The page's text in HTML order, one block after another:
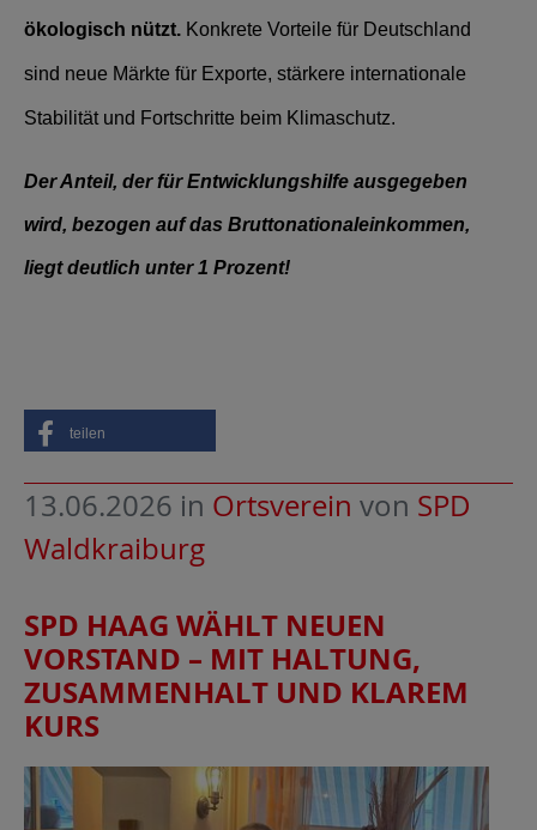
ökologisch nützt. Konkrete Vorteile für Deutschland
sind neue Märkte für Exporte, stärkere internationale
Stabilität und Fortschritte beim Klimaschutz.
Der Anteil, der für Entwicklungshilfe ausgegeben
wird, bezogen auf das Bruttonationaleinkommen,
liegt deutlich unter 1 Prozent!
teilen
13.06.2026 in Ortsverein von SPD
Waldkraiburg
SPD HAAG WÄHLT NEUEN
VORSTAND – MIT HALTUNG,
ZUSAMMENHALT UND KLAREM
KURS